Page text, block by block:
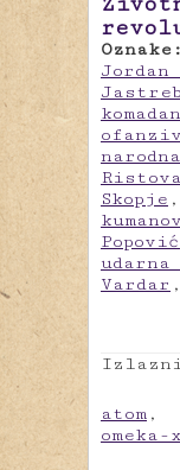
Oznake:
Jordan
Skopje
Popović
Vardar
atom
omeka-